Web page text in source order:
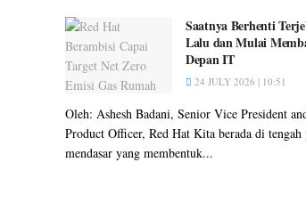
Saatnya Berhenti
Lalu dan Mulai
Depan IT
24 JULY 2026 | 10:51
Oleh: Ashesh Badani, Senior Vice President
Product Officer, Red Hat Kita berada di tengah
mendasar yang membentuk...